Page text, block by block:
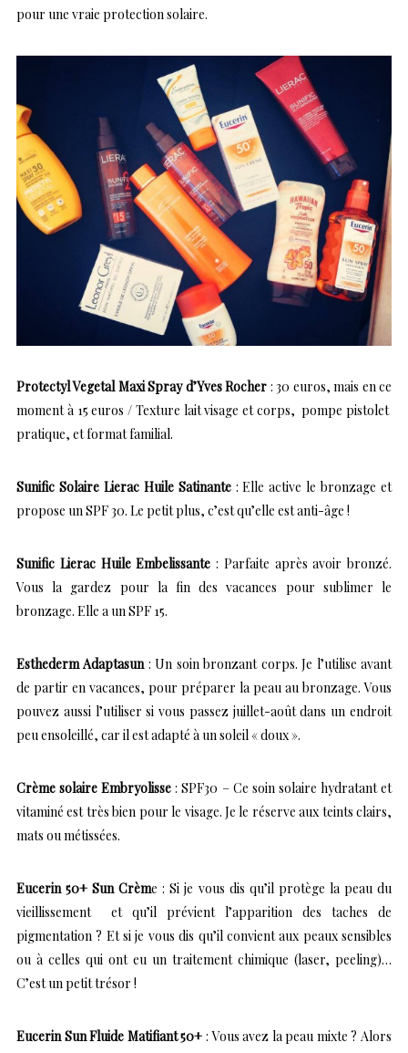
pour une vraie protection solaire.
Protectyl Vegetal Maxi Spray d’Yves Rocher : 30 euros, mais en ce
moment à 15 euros / Texture lait visage et corps, pompe pistolet
pratique, et format familial.
Sunific Solaire Lierac Huile Satinante: Elle active le bronzage et
propose un SPF 30. Le petit plus, c’est qu’elle est anti-âge !
Sunific Lierac Huile Embelissante : Parfaite après avoir bronzé.
Vous la gardez pour la fin des vacances pour sublimer le
bronzage. Elle a un SPF 15.
Esthederm Adaptasun : Un soin bronzant corps. Je l’utilise avant
de partir en vacances, pour préparer la peau au bronzage. Vous
pouvez aussi l’utiliser si vous passez juillet-août dans un endroit
peu ensoleillé, car il est adapté à un soleil « doux ».
Crème solaire Embryolisse : SPF30 – Ce soin solaire hydratant et
vitaminé est très bien pour le visage. Je le réserve aux teints clairs,
mats ou métissées.
Eucerin 50+ Sun Crème : Si je vous dis qu’il protège la peau du
vieillissement et qu’il prévient l’apparition des taches de
pigmentation ? Et si je vous dis qu’il convient aux peaux sensibles
ou à celles qui ont eu un traitement chimique (laser, peeling)…
C’est un petit trésor !
Eucerin Sun Fluide Matifiant 50+ : Vous avez la peau mixte ? Alors